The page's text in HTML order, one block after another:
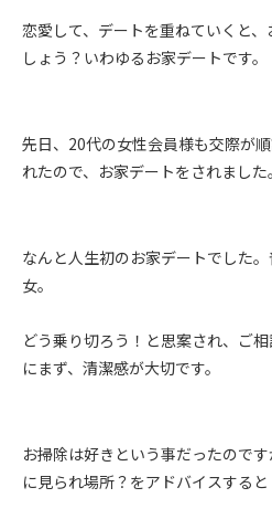
恋愛して、デートを重ねていくと
しょう？いわゆるお家デートです。
先日、20代の女性会員様も交際が
れたので、お家デートをされました。
なんと人生初のお家デートでした
女。
どう乗り切ろう！と思案され、ご
にまず、清潔感が大切です。
お掃除は好きという事だったので
に見られ場所？をアドバイスすると